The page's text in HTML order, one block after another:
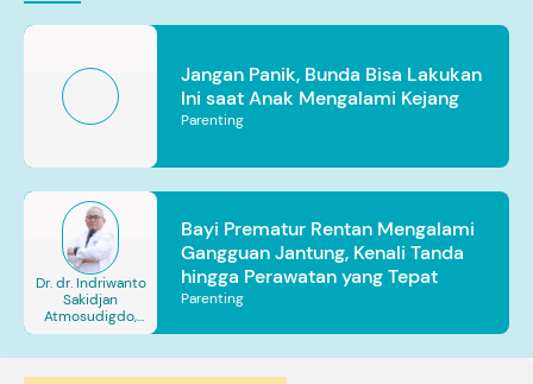
Jangan Panik, Bunda Bisa Lakukan
Ini saat Anak Mengalami Kejang
Parenting
Dr. dr. Indriwanto
Sakidjan
Atmosudigdo,
Sp.JP(K). MARS
Bayi Prematur Rentan Mengalami
Gangguan Jantung, Kenali Tanda
hingga Perawatan yang Tepat
Parenting